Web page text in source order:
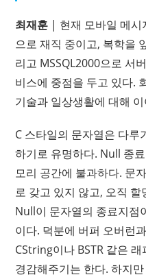
최재훈 | 현재 모바일 메시
으로 재직 중이고, 복학을
리고 MSSQL2000으로 서
비스에 중점을 두고 있다.
기술과 일상생활에 대해
C 스타일의 문자열은 다루
하기로 유명하다. Null 종
모리 공간에 불과하다. 문
로 갖고 있지 않고, 오직
Null이 문자열의 종료지점
이다. 덕분에 버퍼 오버런
CString이나 BSTR 같은
경감해주기는 한다. 하지